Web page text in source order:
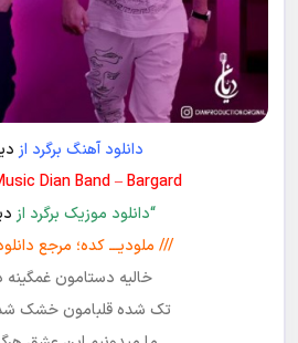
دانلود آهنگ برگرد از
Dian Band – Bargard
“دانلود موزیک برگرد از
/// ملودیـــ کده؛ مرجع
خالیه دستامون غمگینه
تک شده قلبامون خشک